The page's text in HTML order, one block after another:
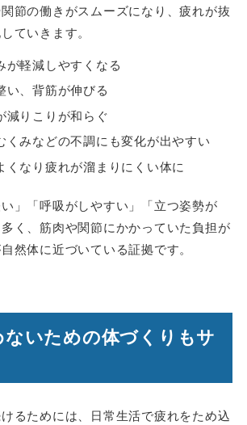
節の働きがスムーズになり、疲れが抜
ていきます。
が軽減しやすくなる
い、背筋が伸びる
減りこりが和らぐ
くみなどの不調にも変化が出やすい
くなり疲れが溜まりにくい体に
」「呼吸がしやすい」「立つ姿勢が
く、筋肉や関節にかかっていた負担が
然体に近づいている証拠です。
いための体づくりもサ
るためには、日常生活で疲れをため込